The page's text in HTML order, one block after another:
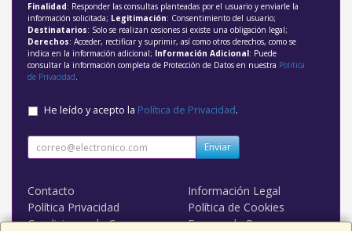
Finalidad: Responder las consultas planteadas por el usuario y enviarle la
información solicitada; Legitimación: Consentimiento del usuario;
Destinatarios: Solo se realizan cesiones si existe una obligación legal;
Derechos: Acceder, rectificar y suprimir, así como otros derechos, como se
indica en la información adicional; Información Adicional: Puede
consultar la información completa de Protección de Datos en nuestra Política
de Privacidad.
He leído y acepto la Política de Privacidad.
Enviar
Contacto
Información Legal
Política Privacidad
Política de Cookies
Condiciones de Compra
Formas de Pago